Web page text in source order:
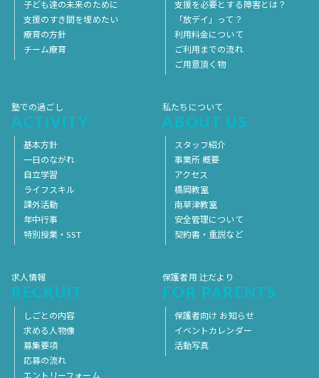
子ども達の未来のために
支援のすき間を埋めたい
療育の方針
チーム療育
支援を必要とする障害とは？
「放デイ」って？
利用料金について
ご利用までの流れ
ご用意頂く物
塾での過ごし
ACTIVITY
基本方針
一日のながれ
自立学習
ライフスキル
課外活動
年中行事
特別授業・SST
私たちについて
ABOUT US
スタッフ紹介
事業所 概要
アクセス
橋岡教室
南草津教室
安全管理について
契約書・重説など
求人情報
RECRUIT
しごとの内容
求める人物像
募集要項
応募の流れ
エントリーフォーム
保護者用 辻だより
FOR PARENTS
保護者向け お知らせ
イベントカレンダー
活動写真